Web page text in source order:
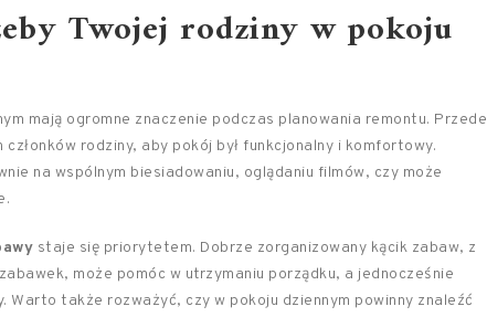
Twojej rodziny w pokoju
mają ogromne znaczenie podczas planowania remontu. Przede
członków rodziny, aby pokój był funkcjonalny i komfortowy.
na wspólnym biesiadowaniu, oglądaniu filmów, czy może
staje się priorytetem. Dobrze zorganizowany kącik zabaw, z
zabawek, może pomóc w utrzymaniu porządku, a jednocześnie
Warto także rozważyć, czy w pokoju dziennym powinny znaleźć